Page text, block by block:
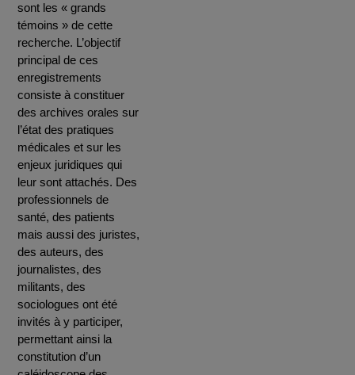
sont les « grands
témoins » de cette
recherche. L’objectif
principal de ces
enregistrements
consiste à constituer
des archives orales sur
l’état des pratiques
médicales et sur les
enjeux juridiques qui
leur sont attachés. Des
professionnels de
santé, des patients
mais aussi des juristes,
des auteurs, des
journalistes, des
militants, des
sociologues ont été
invités à y participer,
permettant ainsi la
constitution d’un